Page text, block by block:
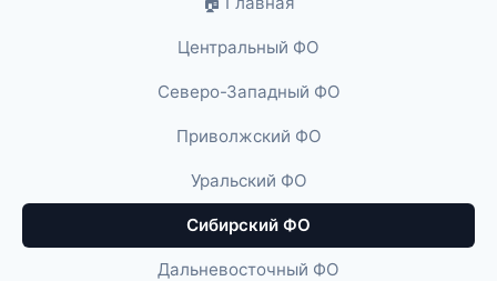
Центральный ФО
Северо-Западный ФО
Приволжский ФО
Уральский ФО
Сибирский ФО
Дальневосточный ФО